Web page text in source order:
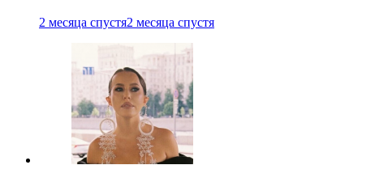
2 месяца спустя2 месяца спустя